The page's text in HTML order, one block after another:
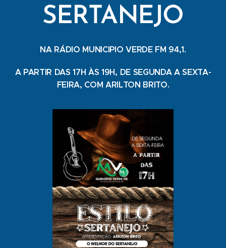
SERTANEJO
NA RÁDIO MUNICIPIO VERDE FM 94,1.
A PARTIR DAS 17H ÀS 19H, DE SEGUNDA A SEXTA-
FEIRA, COM ARILTON BRITO.